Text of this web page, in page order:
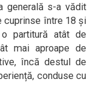
generală s-a vădit
cuprinse între 18 și
partitură atât de
mai aproape de
încă destul de
conduse cu